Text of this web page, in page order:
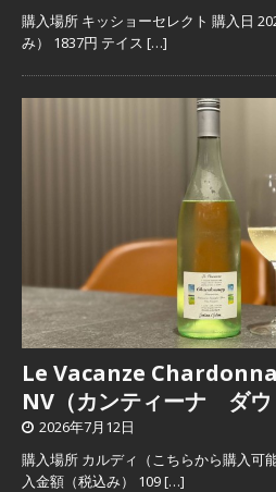
購入場所 キッショーセレクト 購入日
み） 1837円 テイス […]
Le Vacanze
NV（カンティーナ ダウ
2026年7月12日
購入場所 カルディ（こちらから購入可
入金額（税込み） 109[…]